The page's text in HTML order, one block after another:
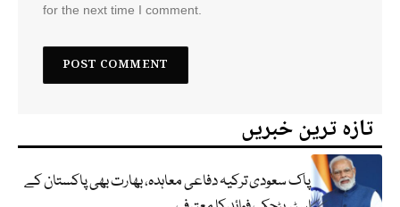
for the next time I comment.
تازہ ترین خبریں
پاک سعودی ترکیہ دفاعی معاہدہ، بھارت بھی پاکستان کے